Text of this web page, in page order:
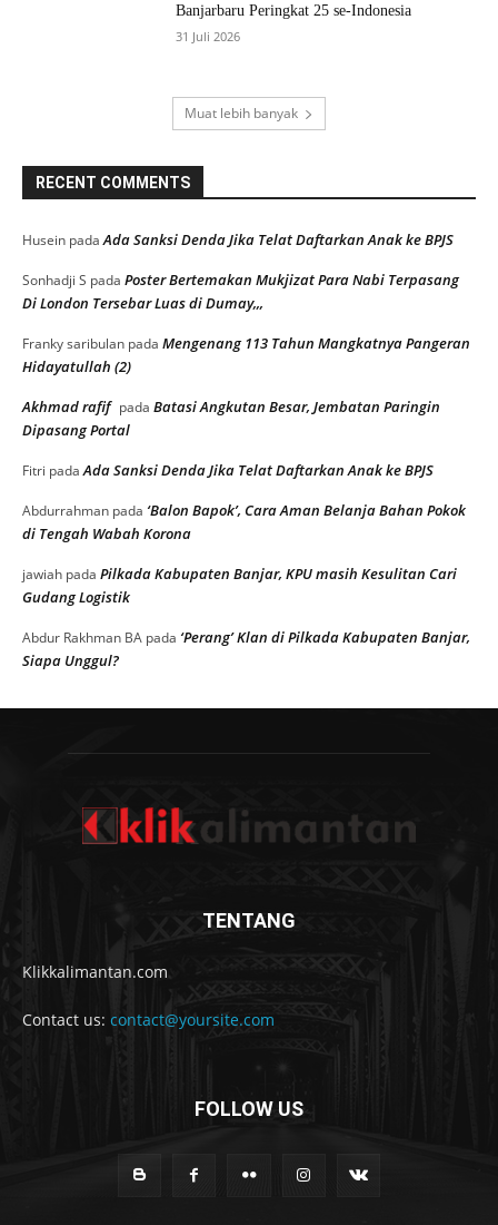
Banjarbaru Peringkat 25 se-Indonesia
31 Juli 2026
Muat lebih banyak
RECENT COMMENTS
Husein padaAda Sanksi Denda Jika Telat Daftarkan Anak ke BPJS
Sonhadji S pada Poster Bertemakan Mukjizat Para Nabi Terpasang
Di London Tersebar Luas di Dumay,,,
Franky saribulan pada Mengenang 113 Tahun Mangkatnya Pangeran
Hidayatullah (2)
Akhmad rafif pada Batasi Angkutan Besar, Jembatan Paringin
Dipasang Portal
Fitri padaAda Sanksi Denda Jika Telat Daftarkan Anak ke BPJS
Abdurrahman pada ‘Balon Bapok’, Cara Aman Belanja Bahan Pokok
di Tengah Wabah Korona
jawiah pada Pilkada Kabupaten Banjar, KPU masih Kesulitan Cari
Gudang Logistik
Abdur Rakhman BA pada ‘Perang’ Klan di Pilkada Kabupaten Banjar,
Siapa Unggul?
TENTANG
Klikkalimantan.com
Contact us: contact@yoursite.com
FOLLOW US